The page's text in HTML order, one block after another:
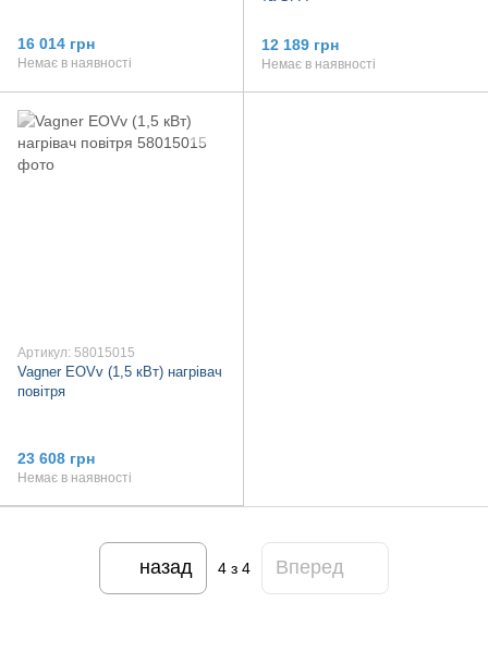
16 014 грн
Немає в наявності
12 189 грн
Немає в наявності
Артикул: 58015015
Vagner EOVv (1,5 кВт) нагрівач
повітря
23 608 грн
Немає в наявності
назад 4 з 4 Вперед